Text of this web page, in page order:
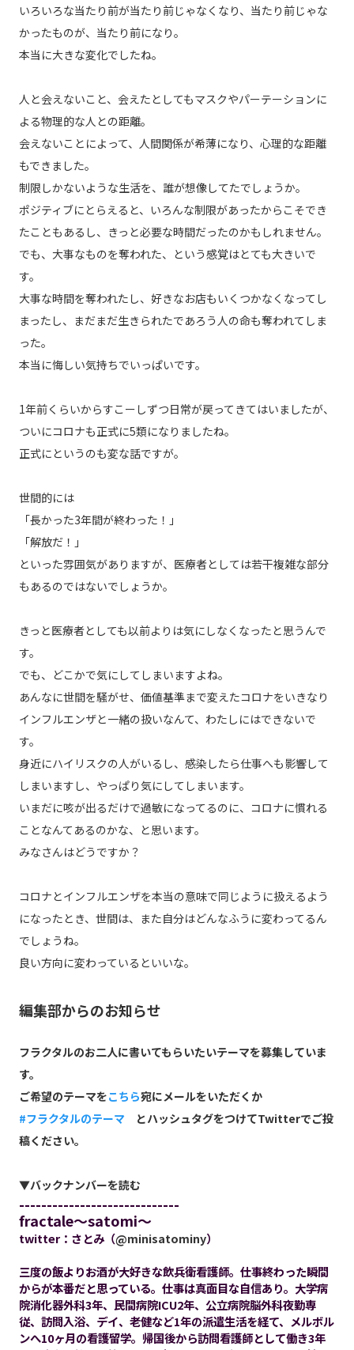
いろいろな当たり前が当たり前じゃなくなり、当たり前じゃな
かったものが、当たり前になり。
本当に大きな変化でしたね。
人と会えないこと、会えたとしてもマスクやパーテーションに
よる物理的な人との距離。
会えないことによって、人間関係が希薄になり、心理的な距離
もできました。
制限しかないような生活を、誰が想像してたでしょうか。
ポジティブにとらえると、いろんな制限があったからこそでき
たこともあるし、きっと必要な時間だったのかもしれません。
でも、大事なものを奪われた、という感覚はとても大きいで
す。
大事な時間を奪われたし、好きなお店もいくつかなくなってし
まったし、まだまだ生きられたであろう人の命も奪われてしま
った。
本当に悔しい気持ちでいっぱいです。
1年前くらいからすこーしずつ日常が戻ってきてはいましたが、
ついにコロナも正式に5類になりましたね。
正式にというのも変な話ですが。
世間的には
「長かった3年間が終わった！」
「解放だ！」
といった雰囲気がありますが、医療者としては若干複雑な部分
もあるのではないでしょうか。
きっと医療者としても以前よりは気にしなくなったと思うんで
す。
でも、どこかで気にしてしまいますよね。
あんなに世間を騒がせ、価値基準まで変えたコロナをいきなり
インフルエンザと一緒の扱いなんて、わたしにはできないで
す。
身近にハイリスクの人がいるし、感染したら仕事へも影響して
しまいますし、やっぱり気にしてしまいます。
いまだに咳が出るだけで過敏になってるのに、コロナに慣れる
ことなんてあるのかな、と思います。
みなさんはどうですか？
コロナとインフルエンザを本当の意味で同じように扱えるよう
になったとき、世間は、また自分はどんなふうに変わってるん
でしょうね。
良い方向に変わっているといいな。
編集部からのお知らせ
フラクタルのお二人に書いてもらいたいテーマを募集していま
す。
ご希望のテーマをこちら宛にメールをいただくか
#フラクタルのテーマとハッシュタグをつけてTwitterでご投
稿ください。
▼バックナンバーを読む
-----------------------------
fractale～satomi～
twitter：さとみ（@minisatominy）
三度の飯よりお酒が大好きな飲兵衛看護師。仕事終わった瞬間
からが本番だと思っている。仕事は真面目な自信あり。大学病
院消化器外科3年、民間病院ICU2年、公立病院脳外科夜勤専
従、訪問入浴、デイ、老健など1年の派遣生活を経て、メルボル
ンへ10ヶ月の看護留学。帰国後から訪問看護師として働き3年